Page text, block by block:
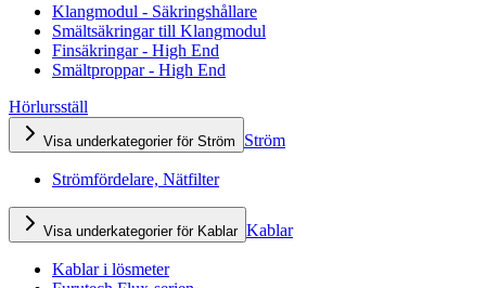
Klangmodul - Säkringshållare
Smältsäkringar till Klangmodul
Finsäkringar - High End
Smältproppar - High End
Hörlursställ
Visa underkategorier för Ström Ström
Strömfördelare, Nätfilter
Visa underkategorier för Kablar Kablar
Kablar i lösmeter